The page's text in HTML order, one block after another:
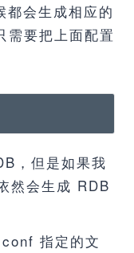
都会生成相应的
需要把上面配置
，但是如果我
然会生成 RDB
指定的文